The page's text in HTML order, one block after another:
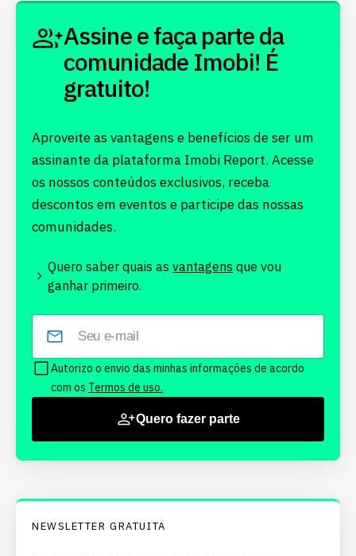
Assine e faça parte da
comunidade Imobi! É
gratuito!
Aproveite as vantagens e benefícios de ser um
assinante da plataforma Imobi Report. Acesse
os nossos conteúdos exclusivos, receba
descontos em eventos e participe das nossas
comunidades.
Quero saber quais as vantagens que vou
ganhar primeiro.
Autorizo o envio das minhas informações de acordo
com os Termos de uso.
Quero fazer parte
NEWSLETTER GRATUITA